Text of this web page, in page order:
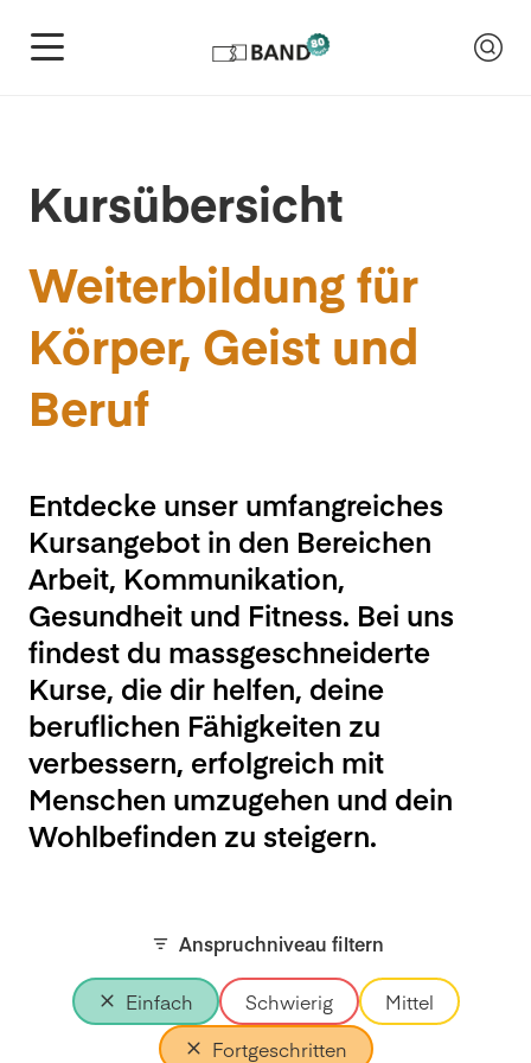
Kursübersicht
Weiterbildung für
Körper, Geist und
Beruf
Entdecke unser umfangreiches
Kursangebot in den Bereichen
Arbeit, Kommunikation,
Gesundheit und Fitness. Bei uns
findest du massgeschneiderte
Kurse, die dir helfen, deine
beruflichen Fähigkeiten zu
verbessern, erfolgreich mit
Menschen umzugehen und dein
Wohlbefinden zu steigern.
Anspruchniveau filtern
Einfach Schwierig
Mittel
Fortgeschritten